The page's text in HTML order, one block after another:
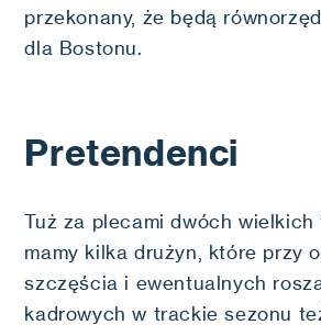
przekonany, że będą
dla Bostonu.
Pretendenci
Tuż za plecami dwóch
mamy kilka drużyn, które przy
szczęścia i ewentualnych
kadrowych w trackie sezonu